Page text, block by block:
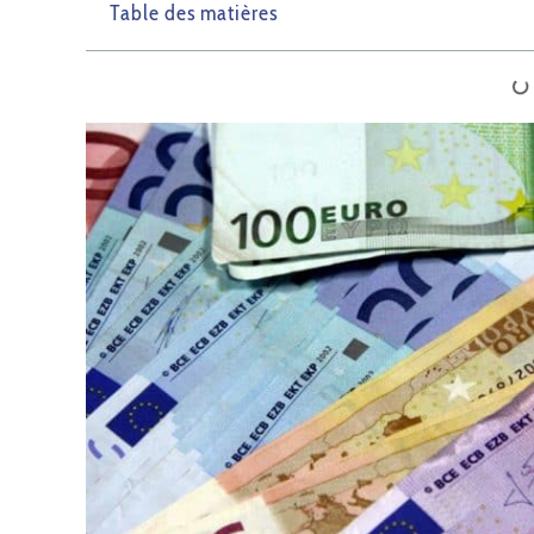
Table des matières